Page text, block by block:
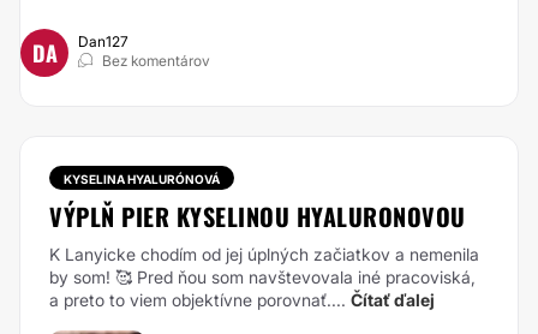
DA
Dan127
Bez komentárov
KYSELINA HYALURÓNOVÁ
VÝPLŇ PIER KYSELINOU HYALURONOVOU
K Lanyicke chodím od jej úplných začiatkov a nemenila
by som! 🥰 Pred ňou som navštevovala iné pracoviská,
a preto to viem objektívne porovnať.... Čítať ďalej